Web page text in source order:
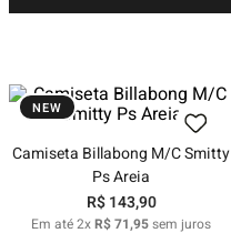
NEW
Camiseta Billabong M/C Smitty
Ps Areia
R$ 143,90
Em até2xR$71,95sem juros